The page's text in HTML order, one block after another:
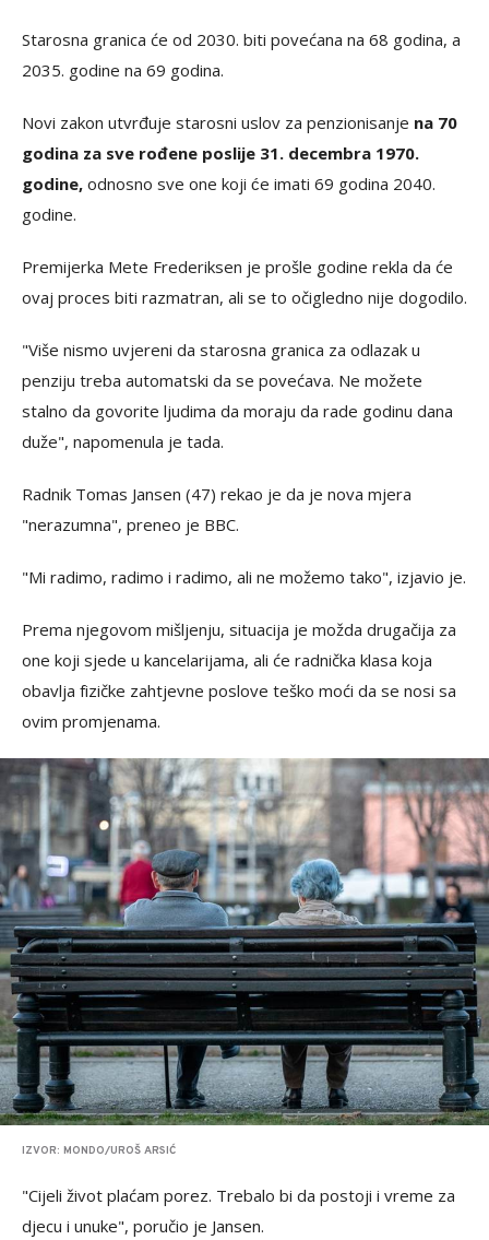
Starosna granica će od 2030. biti povećana na 68 godina, a
2035. godine na 69 godina.
Novi zakon utvrđuje starosni uslov za penzionisanje na 70
godina za sve rođene poslije 31. decembra 1970.
godine, odnosno sve one koji će imati 69 godina 2040.
godine.
Premijerka Mete Frederiksen je prošle godine rekla da će
ovaj proces biti razmatran, ali se to očigledno nije dogodilo.
"Više nismo uvjereni da starosna granica za odlazak u
penziju treba automatski da se povećava. Ne možete
stalno da govorite ljudima da moraju da rade godinu dana
duže", napomenula je tada.
Radnik Tomas Jansen (47) rekao je da je nova mjera
"nerazumna", preneo je BBC.
"Mi radimo, radimo i radimo, ali ne možemo tako", izjavio je.
Prema njegovom mišljenju, situacija je možda drugačija za
one koji sjede u kancelarijama, ali će radnička klasa koja
obavlja fizičke zahtjevne poslove teško moći da se nosi sa
ovim promjenama.
IZVOR: MONDO/UROŠ ARSIĆ
"Cijeli život plaćam porez. Trebalo bi da postoji i vreme za
djecu i unuke", poručio je Jansen.